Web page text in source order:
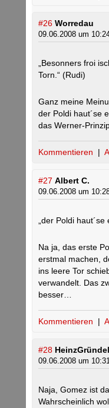
#26 Worredau
09.06.2008 um
„Besonners froi
Torn.“ (Rudi)
Ganz meine
der Poldi haut´se
das Werner-
Kommentieren |
#27 Albert C.
09.06.2008 um
„der Poldi haut´se
Na ja, das erste
erstmal machen,
ins leere Tor
verwandelt. Das
besser…
Kommentieren |
#28 HeinzGründel
09.06.2008 um
Naja, Gomez ist
Wahrscheinlich